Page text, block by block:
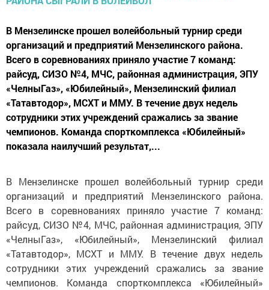
В Мензелинске прошел волейбольный турнир среди
организаций и предприятий Мензелинского района.
Всего в соревнованиях приняло участие 7 команд:
райсуд, СИЗО №4, МЧС, районная администрация, ЭПУ
«ЧелныГаз», «Юбилейный», Мензелинский филиал
«Татавтодор», МСХТ и ММУ. В течение двух недель
сотрудники этих учреждений сражались за звание
чемпионов. Команда спорткомплекса «Юбилейный»
показала наилучший результат,...
В Мензелинске прошел волейбольный турнир среди
организаций и предприятий Мензелинского района.
Всего в соревнованиях приняло участие 7 команд:
райсуд, СИЗО №4, МЧС, районная администрация, ЭПУ
«ЧелныГаз», «Юбилейный», Мензелинский филиал
«Татавтодор», МСХТ и ММУ. В течение двух недель
сотрудники этих учреждений сражались за звание
чемпионов. Команда спорткомплекса «Юбилейный»